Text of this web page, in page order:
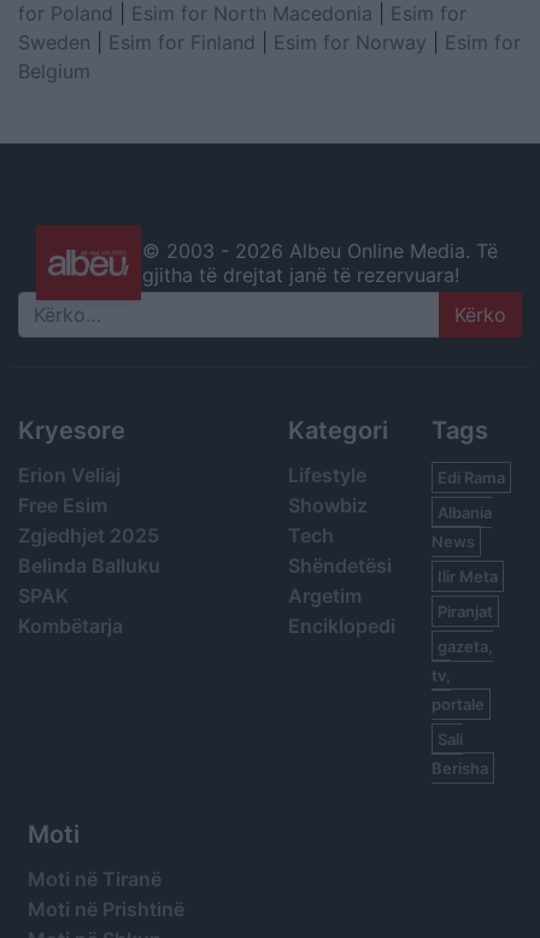
for Poland
Esim for North Macedonia
Esim for
Sweden
Esim for Finland Esim for Norway
Esim for
Belgium
© 2003 - 2026 Albeu Online Media. Të
gjitha të drejtat janë të rezervuara!
Search
Kryesore
Erion Veliaj
Free Esim
Zgjedhjet 2025
Belinda Balluku
SPAK
Kombëtarja
Kategori
Lifestyle
Showbiz
Tech
Shëndetësi
Argetim
Enciklopedi
Tags
Edi Rama
Albania
News
Ilir Meta
Piranjat
gazeta,
tv,
portale
Sali
Berisha
Moti
Moti në Tiranë
Moti në Prishtinë